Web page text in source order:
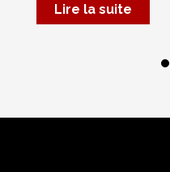
Lire la suite